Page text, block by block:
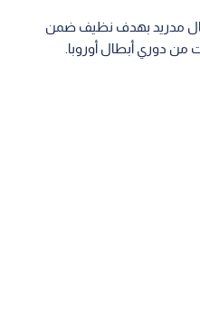
ريال مدريد بهدف نظيف ضمن
من دوري أبطال أوروبا.